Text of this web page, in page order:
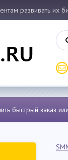
развивать их
быстрый заказ